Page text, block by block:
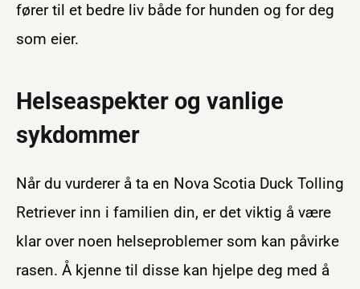
fører til et bedre liv både for hunden og for deg
som eier.
Helseaspekter og vanlige
sykdommer
Når du vurderer å ta en Nova Scotia Duck Tolling
Retriever inn i familien din, er det viktig å være
klar over noen helseproblemer som kan påvirke
rasen. Å kjenne til disse kan hjelpe deg med å